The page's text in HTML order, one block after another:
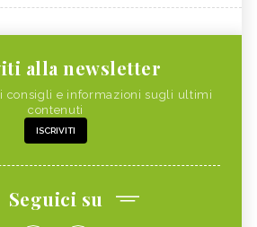
alla newsletter
consigli e informazioni sugli ultimi
contenuti
ISCRIVITI
Seguici su